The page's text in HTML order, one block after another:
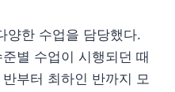
양한 수업을 담당했다.
별 수업이 시행되던 때
부터 최하인 반까지 모